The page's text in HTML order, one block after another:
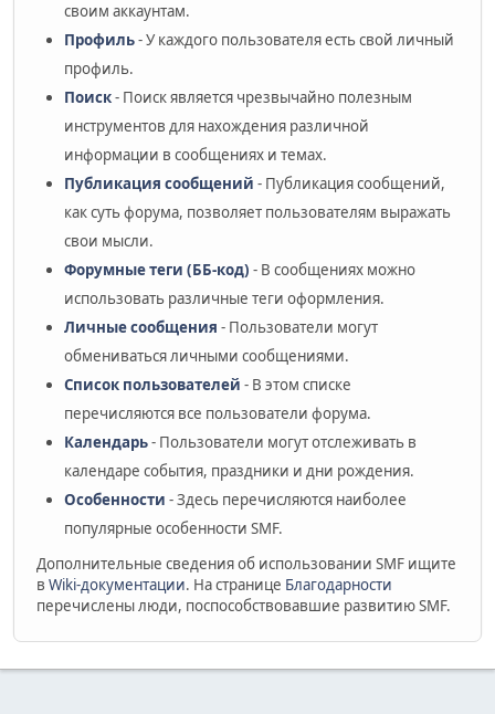
своим аккаунтам.
Профиль- У каждого пользователя есть свой личный
профиль.
Поиск- Поиск является чрезвычайно полезным
инструментов для нахождения различной
информации в сообщениях и темах.
Публикация сообщений - Публикация сообщений,
как суть форума, позволяет пользователям выражать
свои мысли.
Форумные теги (ББ-код) - В сообщениях можно
использовать различные теги оформления.
Личные сообщения - Пользователи могут
обмениваться личными сообщениями.
Список пользователей - В этом списке
перечисляются все пользователи форума.
Календарь- Пользователи могут отслеживать в
календаре события, праздники и дни рождения.
Особенности - Здесь перечисляются наиболее
популярные особенности SMF.
Дополнительные сведения об использовании SMF ищите
в Wiki-документации. На странице Благодарности
перечислены люди, поспособствовавшие развитию SMF.